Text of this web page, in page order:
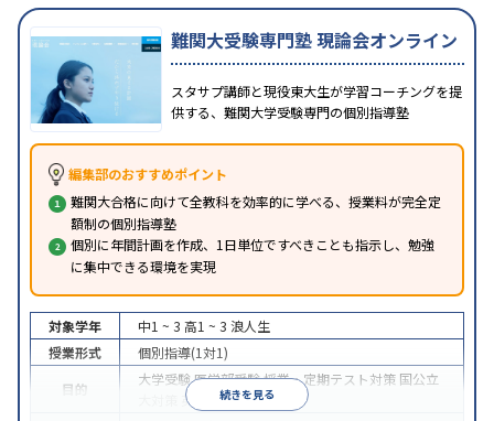
難関大受験専門塾 現論会オンライン
スタサプ講師と現役東大生が学習コーチングを提
供する、難関大学受験専門の個別指導塾
編集部のおすすめポイント
難関大合格に向けて全教科を効率的に学べる、授業料が完全定
額制の個別指導塾
個別に年間計画を作成、1日単位ですべきことも指示し、勉強
に集中できる環境を実現
続きを見る
対象学年 中1 ~ 3 高1 ~ 3 浪人生
授業形式
個別指導(1対1)
目的
大学受験医学部受験授業・定期テスト対策 国公立
英検(英語検定)対策